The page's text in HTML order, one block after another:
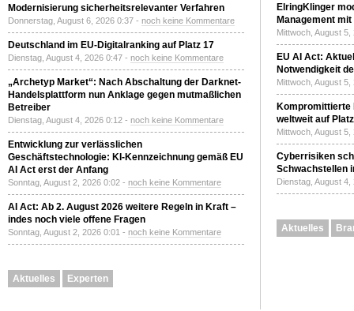
Modernisierung sicherheitsrelevanter Verfahren
Donnerstag, August 6, 2026 0:37 - noch keine Kommentare
Deutschland im EU-Digitalranking auf Platz 17
Dienstag, August 4, 2026 0:47 - noch keine Kommentare
„Archetyp Market“: Nach Abschaltung der Darknet-
Handelsplattform nun Anklage gegen mutmaßlichen
Betreiber
Dienstag, August 4, 2026 0:12 - noch keine Kommentare
Entwicklung zur verlässlichen
Geschäftstechnologie: KI-Kennzeichnung gemäß EU
AI Act erst der Anfang
Sonntag, August 2, 2026 0:02 - noch keine Kommentare
AI Act: Ab 2. August 2026 weitere Regeln in Kraft –
indes noch viele offene Fragen
Sonntag, August 2, 2026 0:01 - noch keine Kommentare
Aktuelles Experten
ElringKlinger
Management
Mittwoch, August
EU AI Act:
Notwendigkeit
Mittwoch, August
Kompromittierte
weltweit auf
Mittwoch, August
Cyberrisiken
Schwachstellen
Dienstag, August
Aktuelles